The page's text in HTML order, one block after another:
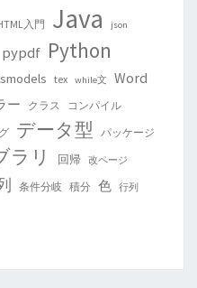
入門 Java json
pypdf Python
tex while文 Word
ー クラス
コンパイル
データ型 パッケージ
ラリ 回帰 改ページ
条件分岐 積分 色 行列